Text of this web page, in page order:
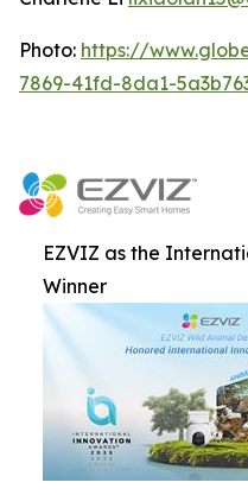
Photo: https://
7869-41fd-8da1-
EZVIZ as the
Winner